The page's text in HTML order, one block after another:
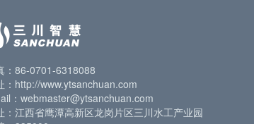
：86-0701-6318088
：http://www.ytsanchuan.com
：webmaster@ytsanchuan.com
：江西省鹰潭高新区龙岗片区三川水工产业园